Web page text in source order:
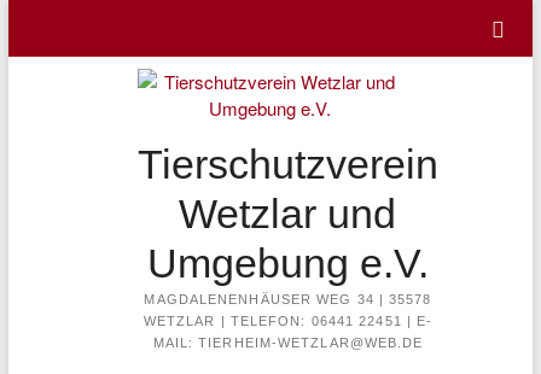
content
Tierschutzverein
Wetzlar und
Umgebung e.V.
MAGDALENENHÄUSER WEG 34 | 35578
WETZLAR | TELEFON: 06441 22451 | E-
MAIL: TIERHEIM-WETZLAR@WEB.DE